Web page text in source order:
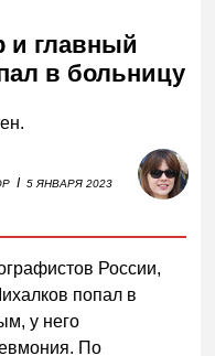
и главный
в больницу
I 5 ЯНВАРЯ 2023
России,
попал в
у него
По